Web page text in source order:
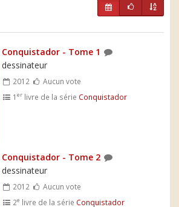
Conquistador - Tome 1
dessinateur
2012
Aucun vote
1er livre de la série Conquistador
Conquistador - Tome 2
dessinateur
2012
Aucun vote
2e livre de la série Conquistador